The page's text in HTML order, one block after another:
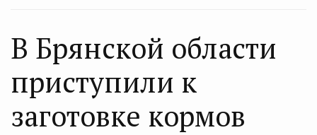
В Брянской области
приступили к
заготовке кормов